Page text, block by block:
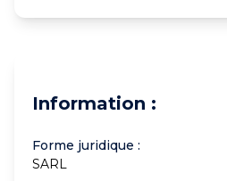
Information :
Forme juridique :
SARL